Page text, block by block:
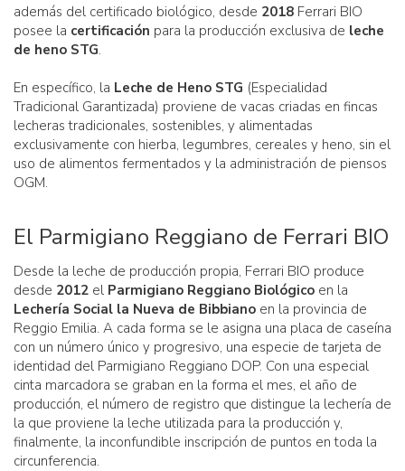
además del certificado biológico, desde 2018 Ferrari BIO
posee la certificación para la producción exclusiva de leche
de heno STG.
En específico, la Leche de Heno STG (Especialidad
Tradicional Garantizada) proviene de vacas criadas en fincas
lecheras tradicionales, sostenibles, y alimentadas
exclusivamente con hierba, legumbres, cereales y heno, sin el
uso de alimentos fermentados y la administración de piensos
OGM.
El Parmigiano Reggiano de Ferrari BIO
Desde la leche de producción propia, Ferrari BIO produce
desde 2012 el Parmigiano Reggiano Biológico en la
Lechería Social la Nueva de Bibbiano en la provincia de
Reggio Emilia. A cada forma se le asigna una placa de caseína
con un número único y progresivo, una especie de tarjeta de
identidad del Parmigiano Reggiano DOP. Con una especial
cinta marcadora se graban en la forma el mes, el año de
producción, el número de registro que distingue la lechería de
la que proviene la leche utilizada para la producción y,
finalmente, la inconfundible inscripción de puntos en toda la
circunferencia.